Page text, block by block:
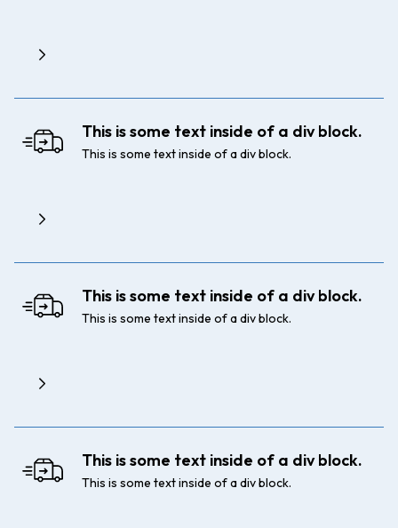
This is some text inside of a div block.
This is some text inside of a div block.
This is some text inside of a div block.
This is some text inside of a div block.
This is some text inside of a div block.
This is some text inside of a div block.